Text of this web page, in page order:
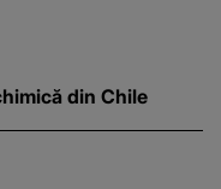
din Chile